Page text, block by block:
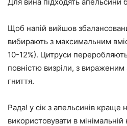
Щоб напій вийшов
вибирають з максимальним
10-12%). Цитруси
повністю визріли, з
гниття.
Рада! у сік з апельсинів краще
використовувати в мінімальній